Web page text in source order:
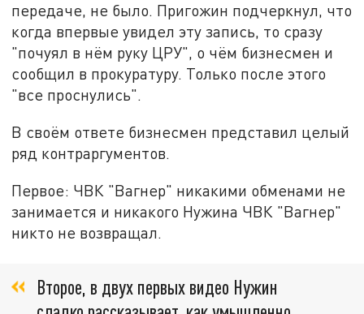
передаче, не было. Пригожин подчеркнул, что
когда впервые увидел эту запись, то сразу
"почуял в нём руку ЦРУ", о чём бизнесмен и
сообщил в прокуратуру. Только после этого
"все проснулись".
В своём ответе бизнесмен представил целый
ряд контраргументов.
Первое: ЧВК "Вагнер" никакими обменами не
занимается и никакого Нужина ЧВК "Вагнер"
никто не возвращал.
Второе, в двух первых видео Нужин